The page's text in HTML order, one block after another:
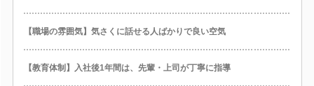
【職場の雰囲気】気さくに話せる人ばかりで良い空気
【教育体制】入社後1年間は、先輩・上司が丁寧に指導